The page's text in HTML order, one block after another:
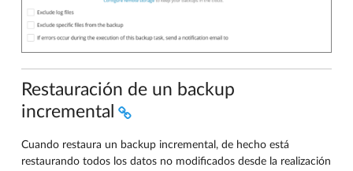
Restauración de un backup
incremental
Cuando restaura un backup incremental, de hecho está
restaurando todos los datos no modificados desde la realización